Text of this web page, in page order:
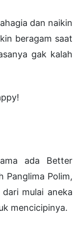
dan naikin
beragam saat
gak kalah
ada Better
Panglima Polim,
mulai aneka
mencicipinya.